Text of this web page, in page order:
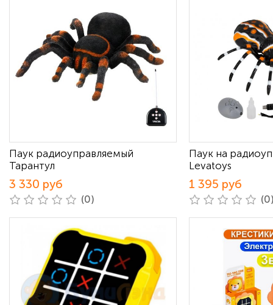
Паук радиоуправляемый
Тарантул
3 330 руб
(0)
Паук на
Levatoys
1 395 руб